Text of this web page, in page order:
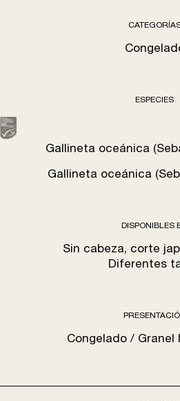
ESPECIES
Gallineta oceánica
Gallineta oceánica
DISPONIBLES
Sin cabeza, corte
Diferentes
Congelado / Granel